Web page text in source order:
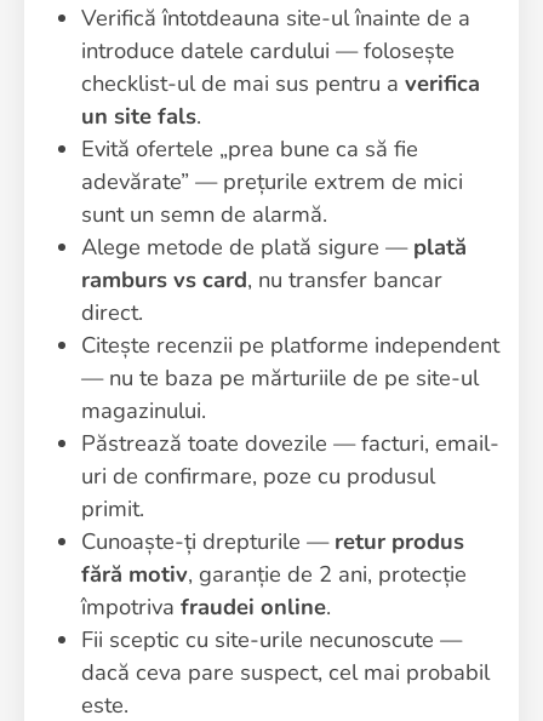
Verifică întotdeauna site-ul înainte de a
introduce datele cardului — folosește
checklist-ul de mai sus pentru a verifica
un site fals.
Evită ofertele „prea bune ca să fie
adevărate” — prețurile extrem de mici
sunt un semn de alarmă.
Alege metode de plată sigure — plată
ramburs vs card, nu transfer bancar
direct.
Citește recenzii pe platforme independent
— nu te baza pe mărturiile de pe site-ul
magazinului.
Păstrează toate dovezile — facturi, email-
uri de confirmare, poze cu produsul
primit.
Cunoaște-ți drepturile — retur produs
fără motiv, garanție de 2 ani, protecție
împotriva fraudei online.
Fii sceptic cu site-urile necunoscute —
dacă ceva pare suspect, cel mai probabil
este.